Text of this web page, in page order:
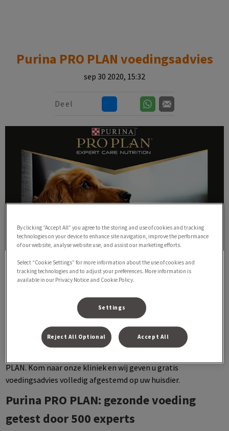
Purina PRO PLAN voedingsadvies
sep 30 2020, 15:32
Deel
Iedere dag staat ons team vol passie klaar om uw dier zo
gezond mogelijk te houden. Goede voeding is hierbij
essentieel en mag dan ook zeker niet ontbreken. Wij werken
PLAN. Kom naar onze kliniek en wij geven u gratis
voedingsadvies volledig afgestemd op uw huisdier.
Purina PRO PLAN: gezonde voeding
getest door 500 experts
By clicking “Accept All” you agree to the storing and use of cookies and tracking
technologies on your device to enhance site navigation, improve the performance
of our website, analyse website use, and assist our marketing efforts.
Select “Cookie Settings” for more information about the use of cookies and
tracking technologies and to adjust your preferences. More information is
available in our Privacy Notice and Cookie Policy.
Settings
Reject All Optional Accept All